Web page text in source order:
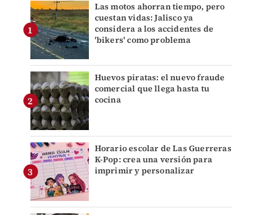
Las motos ahorran tiempo, pero
cuestan vidas: Jalisco ya
considera a los accidentes de
'bikers' como problema
Huevos piratas: el nuevo fraude
comercial que llega hasta tu
cocina
Horario escolar de Las Guerreras
K-Pop: crea una versión para
imprimir y personalizar